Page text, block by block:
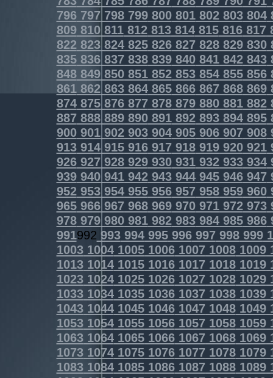
796797 798799800801802803804
809810811812813814815816817
822823824825826827828829830
835836837838839840841842843
848849850851852853854855856
861862863864865866867868869
874875876877878879880881882
887888889890891892893894895
900901902903904905906907908
913914915916917918919920921
926927928929930931932933934
939940941942943944945946947
952953954955956957958959960
965966967968969970971972973
978979980981982983984985986
991992 993994995996997998999
1003100410051006100710081009
1013101410151016101710181019
1023102410251026102710281029
1033103410351036103710381039
1043104410451046104710481049
1053105410551056105710581059
1063106410651066106710681069
1073107410751076107710781079
1083108410851086108710881089